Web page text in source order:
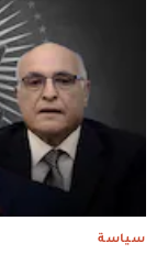
سياسة